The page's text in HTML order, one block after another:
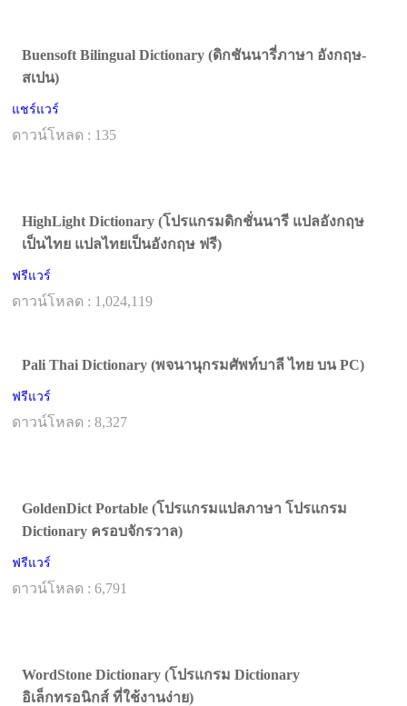
Buensoft Bilingual Dictionary (ดิกชันนารี่ภาษา อังกฤษ-
สเปน)
แชร์แวร์
ดาวน์โหลด : 135
HighLight Dictionary (โปรแกรมดิกชั่นนารี แปลอังกฤษ
เป็นไทย แปลไทยเป็นอังกฤษ ฟรี)
ฟรีแวร์
ดาวน์โหลด : 1,024,119
Pali Thai Dictionary (พจนานุกรมศัพท์บาลี ไทย บน PC)
ฟรีแวร์
ดาวน์โหลด : 8,327
GoldenDict Portable (โปรแกรมแปลภาษา โปรแกรม
Dictionary ครอบจักรวาล)
ฟรีแวร์
ดาวน์โหลด : 6,791
WordStone Dictionary (โปรแกรม Dictionary
อิเล็กทรอนิกส์ ที่ใช้งานง่าย)